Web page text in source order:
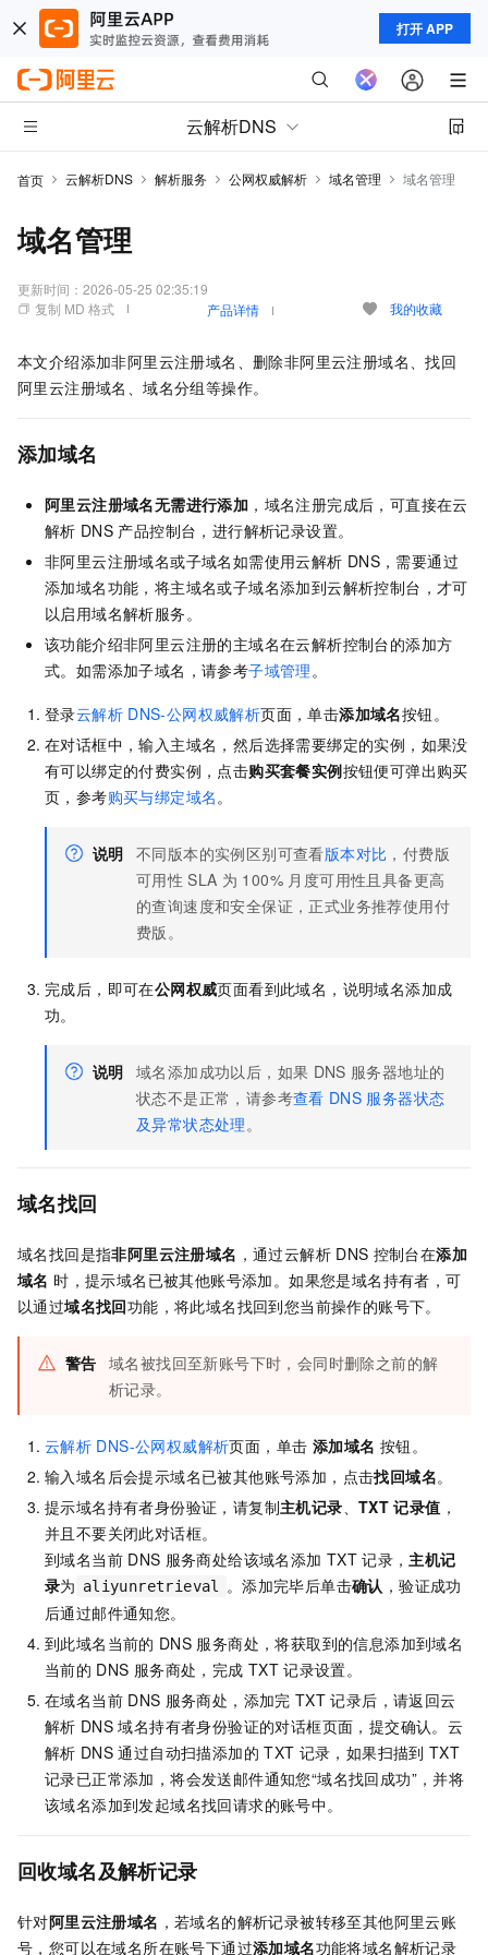
打开 APP
云解析DNS
首页 云解析DNS 解析服务 公网权威解析 域名管理 域名管理
域名管理
更新时间： 2026-05-25 02:35:19
复制 MD 格式
产品详情 我的收藏
本文介绍添加非阿里云注册域名、删除非阿里云注册域名、找回
阿里云注册域名、域名分组等操作。
添加域名
阿里云注册域名无需进行添加 ，域名注册完成后，可直接在云
解析 DNS 产品控制台，进行解析记录设置。
非阿里云注册域名或子域名如需使用云解析 DNS，需要通过
添加域名功能，将主域名或子域名添加到云解析控制台，才可
以启用域名解析服务。
该功能介绍非阿里云注册的主域名在云解析控制台的添加方
式。如需添加子域名，请参考子域管理。
登录云解析 DNS-公网权威解析页面，单击添加域名按钮。
在对话框中，输入主域名，然后选择需要绑定的实例，如果没
有可以绑定的付费实例，点击购买套餐实例按钮便可弹出购买
页，参考购买与绑定域名。
说明 不同版本的实例区别可查看版本对比 ，付费版
可用性 SLA 为 100% 月度可用性且具备更高
的查询速度和安全保证，正式业务推荐使用付
费版。
完成后，即可在公网权威页面看到此域名，说明域名添加成
功。
说明 域名添加成功以后，如果 DNS 服务器地址的
状态不是正常，请参考查看 DNS 服务器状态
及异常状态处理。
域名找回
域名找回是指非阿里云注册域名 ，通过云解析 DNS 控制台在添加
域名 时，提示域名已被其他账号添加。如果您是域名持有者，可
以通过域名找回功能，将此域名找回到您当前操作的账号下。
警告 域名被找回至新账号下时，会同时删除之前的解
析记录。
云解析 DNS-公网权威解析页面，单击 添加域名 按钮。
输入域名后会提示域名已被其他账号添加，点击找回域名。
提示域名持有者身份验证，请复制主机记录、TXT 记录值 ，
并且不要关闭此对话框。
到域名当前 DNS 服务商处给该域名添加 TXT 记录，主机记
录为 aliyunretrieval 。添加完毕后单击确认 ，验证成功
后通过邮件通知您。
到此域名当前的 DNS 服务商处，将获取到的信息添加到域名
当前的 DNS 服务商处，完成 TXT 记录设置。
在域名当前 DNS 服务商处，添加完 TXT 记录后，请返回云
解析 DNS 域名持有者身份验证的对话框页面，提交确认。云
解析 DNS 通过自动扫描添加的 TXT 记录，如果扫描到 TXT
记录已正常添加，将会发送邮件通知您“域名找回成功”，并将
该域名添加到发起域名找回请求的账号中。
回收域名及解析记录
针对阿里云注册域名 ，若域名的解析记录被转移至其他阿里云账
号，您可以在域名所在账号下通过添加域名功能将域名解析记录